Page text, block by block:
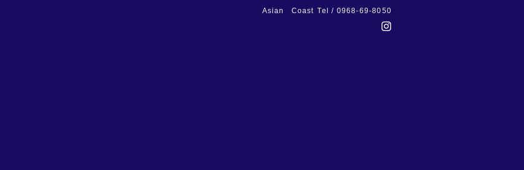
Asian Coast Tel / 0968-69-8050